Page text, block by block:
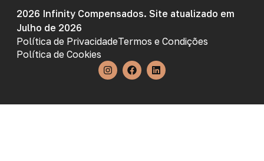
2026 Infinity Compensados. Site atualizado em
Julho de 2026
Política de PrivacidadeTermos e Condições
Política de Cookies